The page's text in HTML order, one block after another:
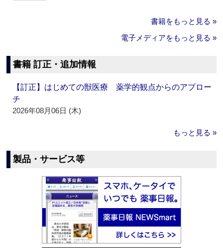
書籍をもっと見る »
電子メディアをもっと見る »
書籍 訂正・追加情報
【訂正】はじめての獣医療 薬学的観点からのアプロー
チ
2026年08月06日 (木)
もっと見る »
製品・サービス等